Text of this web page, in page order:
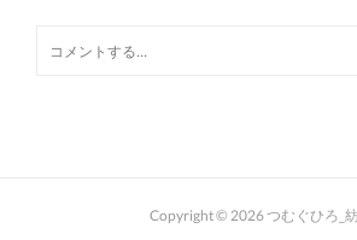
Copyright © 2026つむぐひろ_